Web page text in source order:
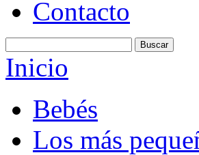
Contacto
Inicio
Bebés
Los más